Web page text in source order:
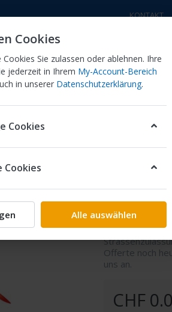
KONTAKT
4T 350/390/430/480 2026
Beta
350/
Die neuen Beta
Offerte noch
uns an.
CHF
Cookies
Sie zulassen oder ablehnen. Ihre
jederzeit in Ihrem My-Account-Bereich
in unserer Datenschutzerklärung.
Cookies
Cookies
Alle auswählen